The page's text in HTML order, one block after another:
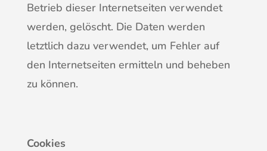
Betrieb dieser Internetseiten verwendet
werden, gelöscht. Die Daten werden
letztlich dazu verwendet, um Fehler auf
den Internetseiten ermitteln und beheben
zu können.
Cookies